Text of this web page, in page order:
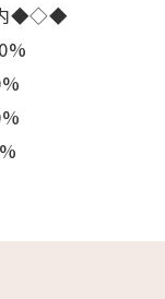
上の湯
ーバンリゾート
。o○
内◆◇◆